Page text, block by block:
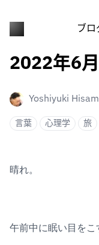
ブロ
2022年6
Yoshiyuki
言葉 心理学 旅
晴れ。
午前中に眠い目をこ